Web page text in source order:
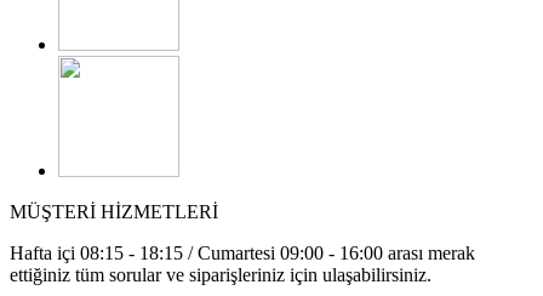
MÜŞTERİ HİZMETLERİ
Hafta içi 08:15 - 18:15 / Cumartesi 09:00 - 16:00 arası merak
ettiğiniz tüm sorular ve siparişleriniz için ulaşabilirsiniz.